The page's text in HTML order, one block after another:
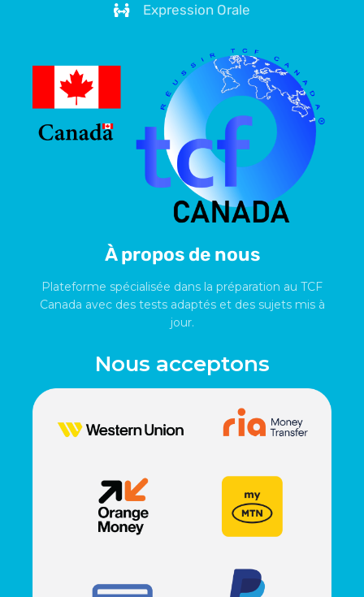
Expression Orale
À propos de nous
Plateforme spécialisée dans la préparation au TCF
Canada avec des tests adaptés et des sujets mis à
jour.
Nous acceptons